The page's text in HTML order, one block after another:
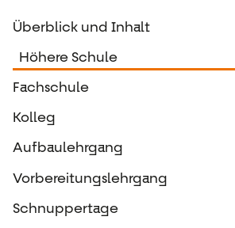
Überblick und Inhalt
Höhere Schule
Fachschule
Kolleg
Aufbaulehrgang
Vorbereitungslehrgang
Schnuppertage